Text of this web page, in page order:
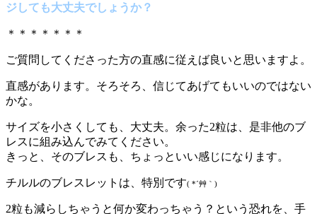
ジしても大丈夫でしょうか？
＊＊＊＊＊＊＊
ご質問してくださった方の直感に従えば良いと思いますよ。
直感があります。そろそろ、信じてあげてもいいのではない
かな。
サイズを小さくしても、大丈夫。余った2粒は、是非他のブ
レスに組み込んでみてください。
きっと、そのブレスも、ちょっといい感じになります。
チルルのブレスレットは、特別です( *´艸｀)
2粒も減らしちゃうと何か変わっちゃう？という恐れを、手